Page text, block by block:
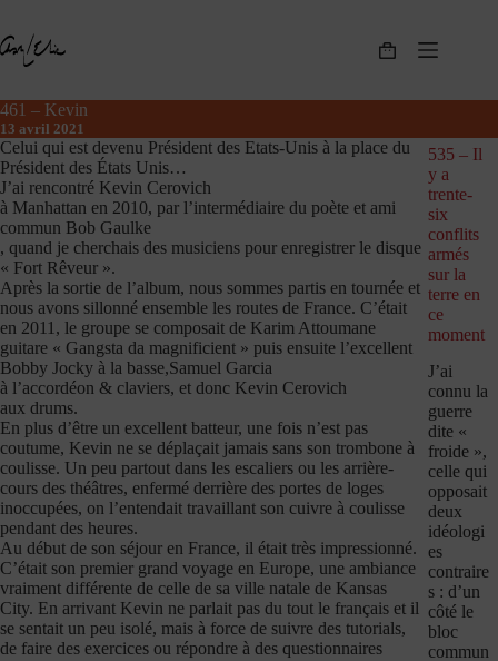
contenu
Panier
461 – Kevin
13 avril 2021
Celui qui est devenu Président des Etats-Unis à la place du
Président des États Unis…
J’ai rencontré Kevin Cerovich
à Manhattan en 2010, par l’intermédiaire du poète et ami
commun Bob Gaulke
, quand je cherchais des musiciens pour enregistrer le disque
« Fort Rêveur ».
Après la sortie de l’album, nous sommes partis en tournée et
nous avons sillonné ensemble les routes de France. C’était
en 2011, le groupe se composait de Karim Attoumane
guitare « Gangsta da magnificient » puis ensuite l’excellent
Bobby Jocky à la basse,Samuel Garcia
à l’accordéon & claviers, et donc Kevin Cerovich
aux drums.
En plus d’être un excellent batteur, une fois n’est pas
coutume, Kevin ne se déplaçait jamais sans son trombone à
coulisse. Un peu partout dans les escaliers ou les arrière-
cours des théâtres, enfermé derrière des portes de loges
inoccupées, on l’entendait travaillant son cuivre à coulisse
pendant des heures.
Au début de son séjour en France, il était très impressionné.
C’était son premier grand voyage en Europe, une ambiance
vraiment différente de celle de sa ville natale de Kansas
City. En arrivant Kevin ne parlait pas du tout le français et il
se sentait un peu isolé, mais à force de suivre des tutorials,
de faire des exercices ou répondre à des questionnaires
535 – Il
y a
trente-
six
conflits
armés
sur la
terre en
ce
moment
J’ai
connu la
guerre
dite «
froide »,
celle qui
opposait
deux
idéologi
es
contraire
s : d’un
côté le
bloc
commun